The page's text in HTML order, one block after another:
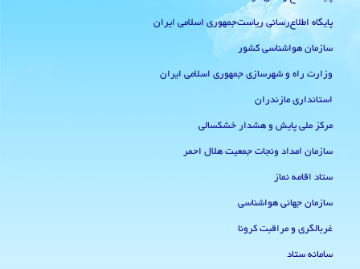
پایگاه اطلاع‌رسانی ریاست‌جمهوری اسلامی ایران
سازمان هواشناسی کشور
وزارت راه و شهرسازی جمهوری اسلامی ایران
استانداری مازندران
مرکز ملی پایش و هشدار خشکسالی
سازمان امداد ونجات جمعیت هلال احمر
ستاد اقامه نماز
سازمان جهانی هواشناسی
غربالگری و مراقبت کرونا
سامانه ستاد